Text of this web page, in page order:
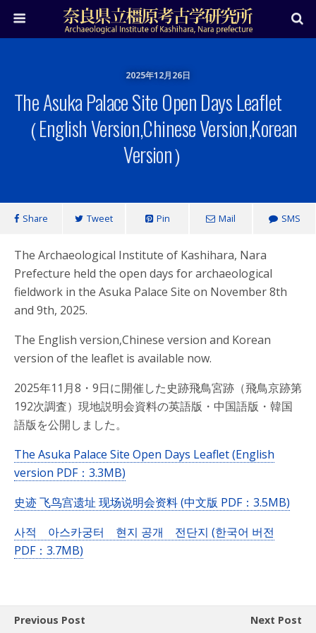
2025年12月26日
The Asuka Palace Site Open Days Leaflet
（English Version,Chinese Version,Korean
Version）
Share Tweet Pin Mail SMS
The Archaeological Institute of Kashihara, Nara
Prefecture held the open days for archaeological
fieldwork in the Asuka Palace Site on November 8th
and 9th, 2025.
The English version,Chinese version and Korean
version of the leaflet is available now.
2025年11月8・9日に開催した史跡飛鳥宮跡（飛鳥京跡第
192次調査）現地説明会資料の英語版・中国語版・韓国
語版を公開しました。
The Asuka Palace Site Open Days Leaflet (English
version PDF：3.3MB)
史迹 飞鸟宫遗址 现场说明会资料 (中文版 PDF：3.5MB)
사적 아스카궁터 현지 공개 전단지 (한국어 버전
PDF：3.7MB)
Previous Post
Next Post